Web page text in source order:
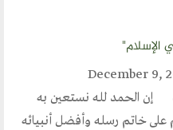
الإسلام"
إن الحمد لله نستعين به
خاتم رسله وأفضل أنبيائه